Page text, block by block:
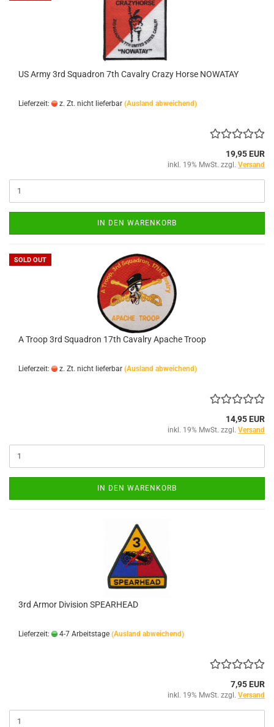
US Army 3rd Squadron 7th Cavalry Crazy Horse NOWATAY
Lieferzeit: z. Zt. nicht lieferbar (Ausland abweichend)
19,95 EUR
inkl. 19% MwSt. zzgl. Versand
IN DEN WARENKORB
SOLD OUT
A Troop 3rd Squadron 17th Cavalry Apache Troop
Lieferzeit: z. Zt. nicht lieferbar (Ausland abweichend)
14,95 EUR
inkl. 19% MwSt. zzgl. Versand
IN DEN WARENKORB
3rd Armor Division SPEARHEAD
Lieferzeit: 4-7 Arbeitstage (Ausland abweichend)
7,95 EUR
inkl. 19% MwSt. zzgl. Versand